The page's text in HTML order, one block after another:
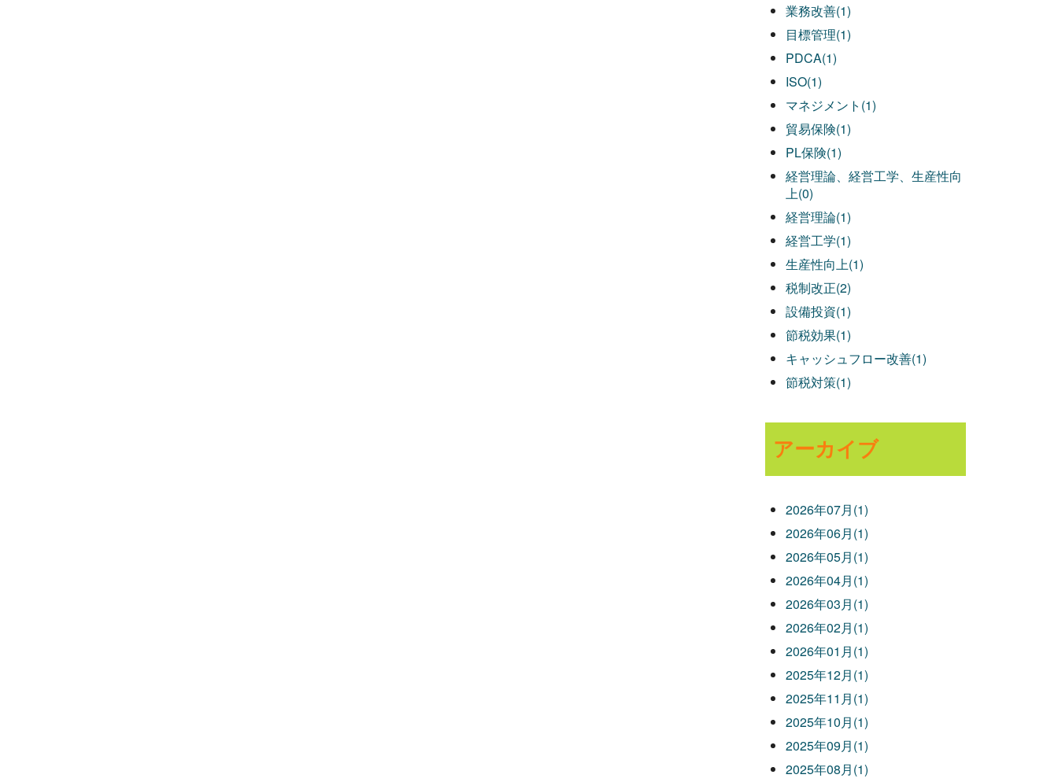
業務改善(1)
目標管理(1)
PDCA(1)
ISO(1)
マネジメント(1)
貿易保険(1)
PL保険(1)
経営理論、経営工学、生産性向
上(0)
経営理論(1)
経営工学(1)
生産性向上(1)
税制改正(2)
設備投資(1)
節税効果(1)
キャッシュフロー改善(1)
節税対策(1)
アーカイブ
2026年07月(1)
2026年06月(1)
2026年05月(1)
2026年04月(1)
2026年03月(1)
2026年02月(1)
2026年01月(1)
2025年12月(1)
2025年11月(1)
2025年10月(1)
2025年09月(1)
2025年08月(1)